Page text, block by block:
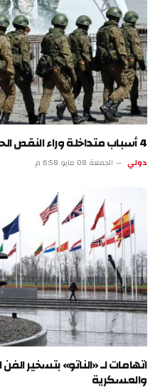
4 أسباب متداخلة وراء النقص الحاد في العمالة بروسيا
دولي الجمعة 08 مايو 6:58 م
اتهامات لـ «الناتو» بتسخير
والعسكرية